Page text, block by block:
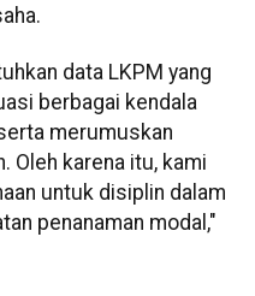
data LKPM yang
berbagai kendala
merumuskan
Oleh karena itu, kami
untuk disiplin dalam
penanaman modal,"